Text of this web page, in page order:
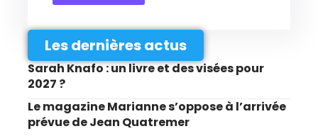
Les dernières actus
Sarah Knafo : un livre et des visées pour
2027 ?
Le magazine Marianne s’oppose à l’arrivée
prévue de Jean Quatremer